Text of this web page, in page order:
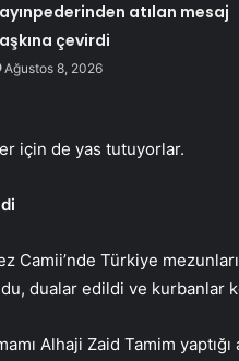
atılan mesaj
çevirdi
Ağustos 8, 2026
için de yas tutuyorlar.
Camii’nde Türkiye
dualar edildi ve kurbanlar
Alhaji Zaid Tamim